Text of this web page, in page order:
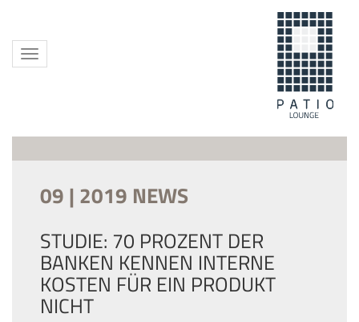
Toggle
navigation
09 | 2019 NEWS
STUDIE: 70 PROZENT DER
BANKEN KENNEN INTERNE
KOSTEN FÜR EIN PRODUKT
NICHT